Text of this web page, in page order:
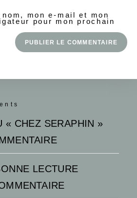
mon e-mail et mon
pour mon prochain
« CHEZ SERAPHIN »
LECTURE